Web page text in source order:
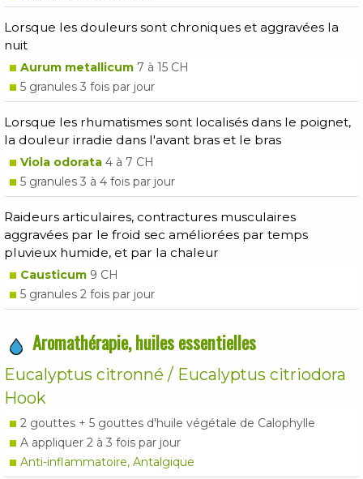
Lorsque les douleurs sont chroniques et aggravées la
nuit
Aurum metallicum 7 à 15 CH
5 granules 3 fois par jour
Lorsque les rhumatismes sont localisés dans le poignet,
la douleur irradie dans l'avant bras et le bras
Viola odorata 4 à 7 CH
5 granules 3 à 4 fois par jour
Raideurs articulaires, contractures musculaires
aggravées par le froid sec améliorées par temps
pluvieux humide, et par la chaleur
Causticum 9 CH
5 granules 2 fois par jour
Aromathérapie, huiles essentielles
Eucalyptus citronné / Eucalyptus citriodora
Hook
2 gouttes + 5 gouttes d'huile végétale de Calophylle
A appliquer 2 à 3 fois par jour
Anti-inflammatoire, Antalgique